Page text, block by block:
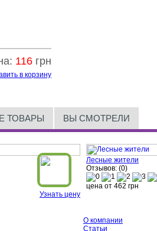
116 грн
в корзину
ТОВАРЫ ВЫ СМОТРЕЛИ
Узнать цену
Лесные жители
Отзывов: (0)
цена от 462 грн
О компании
Статьи